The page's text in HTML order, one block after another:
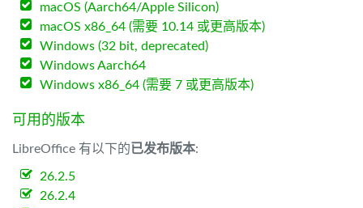
macOS (Aarch64/Apple Silicon)
macOS x86_64 (需要 10.14 或更高版本)
Windows (32 bit, deprecated)
Windows Aarch64
Windows x86_64 (需要 7 或更高版本)
可用的版本
LibreOffice 有以下的已发布版本:
26.2.5
26.2.4